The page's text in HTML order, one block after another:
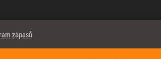
zápasů